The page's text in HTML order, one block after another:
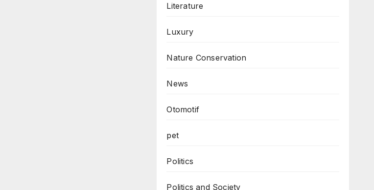
Literature
Luxury
Nature Conservation
News
Otomotif
pet
Politics
Politics and Society